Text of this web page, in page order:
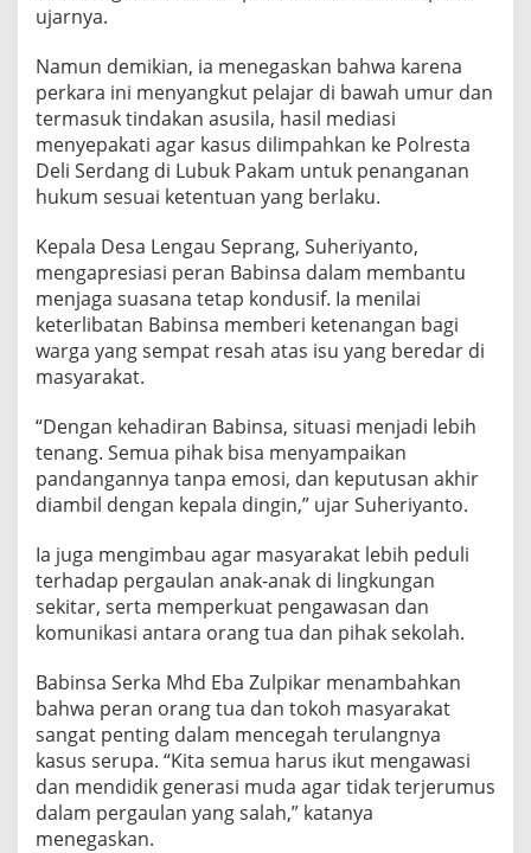
u
n
g
M
o
r
a
a
ujarnya.
Namun demikian, ia menegaskan bahwa karena
perkara ini menyangkut pelajar di bawah umur dan
termasuk tindakan asusila, hasil mediasi
menyepakati agar kasus dilimpahkan ke Polresta
Deli Serdang di Lubuk Pakam untuk penanganan
hukum sesuai ketentuan yang berlaku.
Kepala Desa Lengau Seprang, Suheriyanto,
mengapresiasi peran Babinsa dalam membantu
menjaga suasana tetap kondusif. Ia menilai
keterlibatan Babinsa memberi ketenangan bagi
warga yang sempat resah atas isu yang beredar di
masyarakat.
“Dengan kehadiran Babinsa, situasi menjadi lebih
tenang. Semua pihak bisa menyampaikan
pandangannya tanpa emosi, dan keputusan akhir
diambil dengan kepala dingin,” ujar Suheriyanto.
Ia juga mengimbau agar masyarakat lebih peduli
terhadap pergaulan anak-anak di lingkungan
sekitar, serta memperkuat pengawasan dan
komunikasi antara orang tua dan pihak sekolah.
Babinsa Serka Mhd Eba Zulpikar menambahkan
bahwa peran orang tua dan tokoh masyarakat
sangat penting dalam mencegah terulangnya
kasus serupa. “Kita semua harus ikut mengawasi
dan mendidik generasi muda agar tidak terjerumus
dalam pergaulan yang salah,” katanya
menegaskan.